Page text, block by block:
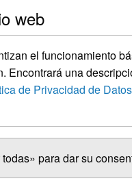
web
el funcionamiento
una
de Privacidad de Datos
para dar su